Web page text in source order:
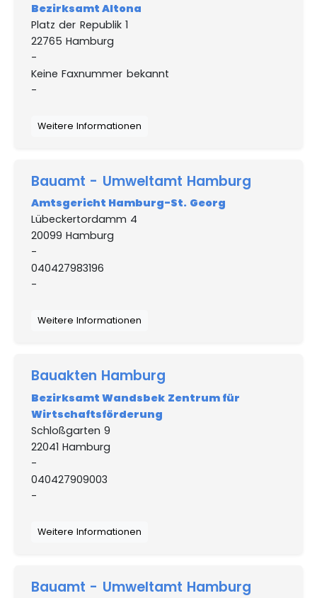
Bezirksamt Altona
Platz der Republik 1
22765 Hamburg
-
Keine Faxnummer bekannt
-
Weitere Informationen
Bauamt - Umweltamt Hamburg
Amtsgericht Hamburg-St. Georg
Lübeckertordamm 4
20099 Hamburg
-
040427983196
-
Weitere Informationen
Bauakten Hamburg
Bezirksamt Wandsbek Zentrum für
Wirtschaftsförderung
Schloßgarten 9
22041 Hamburg
-
040427909003
-
Weitere Informationen
Bauamt - Umweltamt Hamburg